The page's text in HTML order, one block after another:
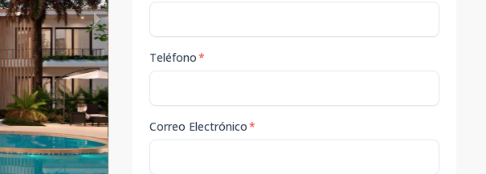
Teléfono*
Correo Electrónico*